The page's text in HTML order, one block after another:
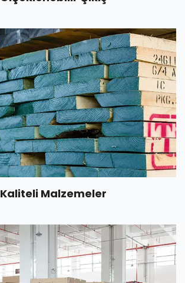
Kaliteli Malzemeler